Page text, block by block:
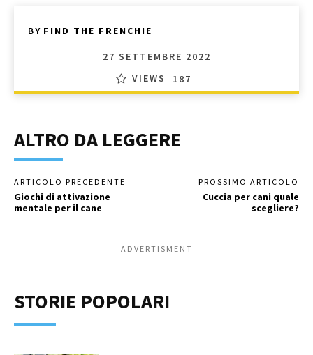
BY FIND THE FRENCHIE
27 SETTEMBRE 2022
VIEWS
187
ALTRO DA LEGGERE
ARTICOLO PRECEDENTE
Giochi di attivazione
mentale per il cane
PROSSIMO ARTICOLO
Cuccia per cani quale
scegliere?
ADVERTISMENT
STORIE POPOLARI